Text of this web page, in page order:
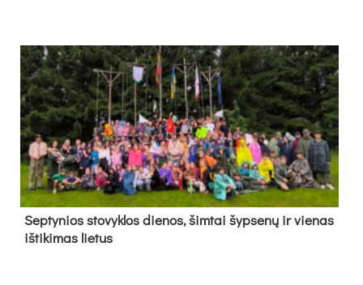
Sep­ty­nios sto­vyk­los die­nos, šim­tai šyp­se­nų ir vie­nas
iš­ti­ki­mas lie­tus